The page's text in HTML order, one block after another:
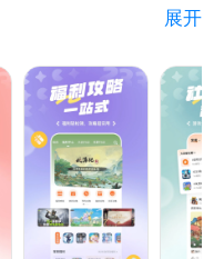
欢的那一款。
道合的游戏好友。
展开